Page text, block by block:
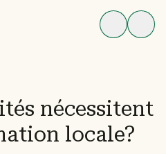
nécessitent
locale?